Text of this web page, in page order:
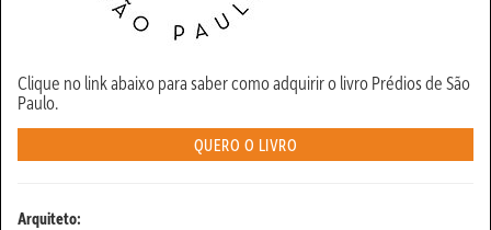
Clique no link abaixo para saber como adquirir o livro Prédios de São
Paulo.
QUERO O LIVRO
Arquiteto: